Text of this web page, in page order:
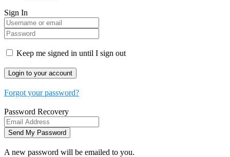
Sign In
Keep me signed in until I sign out
Forgot your password?
Password Recovery
A new password will be emailed to you.